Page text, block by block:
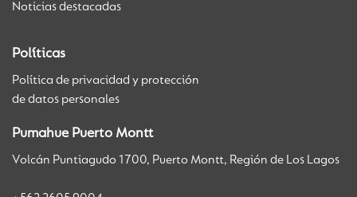
Noticias destacadas
Políticas
Política de privacidad y protección
de datos personales
Pumahue Puerto Montt
Volcán Puntiagudo 1700, Puerto Montt, Región de Los Lagos